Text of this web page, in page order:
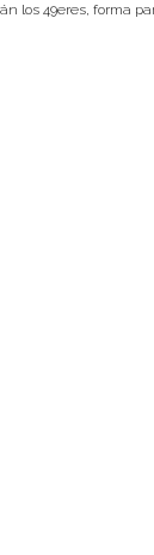
los 49eres, forma